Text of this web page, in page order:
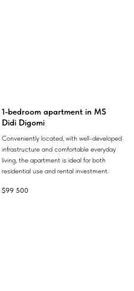
1-bedroom apartment in MS
Didi Digomi
Conveniently located, with well-developed
infrastructure and comfortable everyday
living, the apartment is ideal for both
residential use and rental investment.
$99 500